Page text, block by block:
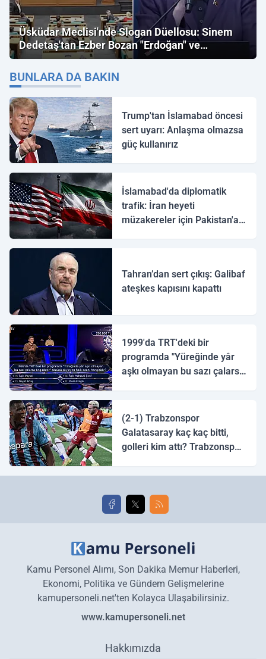
Üsküdar Meclisi'nde Slogan Düellosu: Sinem
Dedetaş'tan Ezber Bozan "Erdoğan" ve
"İmamoğlu" Çıkışı!
BUNLARA DA BAKIN
Trump'tan İslamabad öncesi
sert uyarı: Anlaşma olmazsa
güç kullanırız
İslamabad'da diplomatik
trafik: İran heyeti
müzakereler için Pakistan'a
Tahran’dan sert çıkış: Galibaf
ateşkes kapısını kapattı
1999'da TRT'deki bir
programda "Yüreğinde yâr
aşkı olmayan bu sazı çalarsa
(2-1) Trabzonspor
Galatasaray kaç kaç bitti,
golleri kim attı? Trabzonspor
golleri!
Kamu Personel Alımı, Son Dakika Memur Haberleri,
Ekonomi, Politika ve Gündem Gelişmelerine
kamupersoneli.net'ten Kolayca Ulaşabilirsiniz.
www.kamupersoneli.net
Hakkımızda